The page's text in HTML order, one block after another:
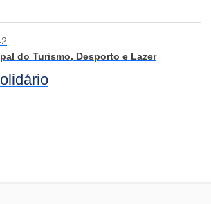
do Turismo, Desporto e Lazer